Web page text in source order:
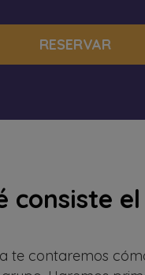
RESERVAR
consiste
te contaremos